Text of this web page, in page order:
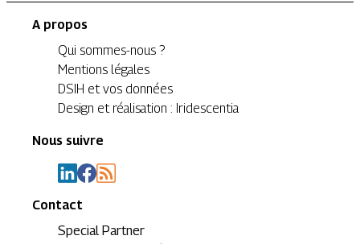
A propos
Qui sommes-nous ?
Mentions légales
DSIH et vos données
Design et réalisation : Iridescentia
Nous suivre
Contact
Special Partner